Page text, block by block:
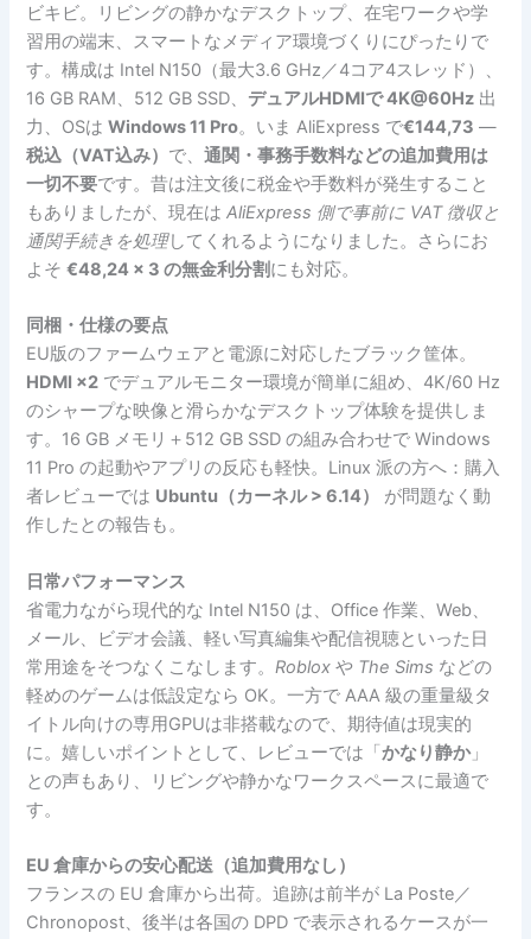
ビキビ。リビングの静かなデスクトップ、在宅ワークや学
習用の端末、スマートなメディア環境づくりにぴったりで
す。構成は Intel N150（最大3.6 GHz／4コア4スレッド）、
16 GB RAM、512 GB SSD、 デュアルHDMIで 4K@60Hz 出
力、OSはWindows 11 Pro。いま AliExpress で€144,73 —
税込（VAT込み） で、通関・事務手数料などの追加費用は
一切不要です。昔は注文後に税金や手数料が発生すること
もありましたが、現在はAliExpress 側で事前に VAT 徴収と
通関手続きを処理してくれるようになりました。さらにお
よそ€48,24 × 3 の無金利分割にも対応。
同梱・仕様の要点
EU版のファームウェアと電源に対応したブラック筐体。
HDMI ×2 でデュアルモニター環境が簡単に組め、4K/60 Hz
のシャープな映像と滑らかなデスクトップ体験を提供しま
す。16 GB メモリ＋512 GB SSD の組み合わせで Windows
11 Pro の起動やアプリの反応も軽快。Linux 派の方へ：購入
者レビューでは Ubuntu（カーネル > 6.14）
が問題なく動
作したとの報告も。
日常パフォーマンス
省電力ながら現代的な Intel N150 は、Office 作業、Web、
メール、ビデオ会議、軽い写真編集や配信視聴といった日
常用途をそつなくこなします。Roblox や The Sims などの
軽めのゲームは低設定なら OK。一方で AAA 級の重量級タ
イトル向けの専用GPUは非搭載なので、期待値は現実的
に。嬉しいポイントとして、レビューでは「かなり静か」
との声もあり、リビングや静かなワークスペースに最適で
す。
EU 倉庫からの安心配送（追加費用なし）
フランスの EU 倉庫から出荷。追跡は前半が La Poste／
Chronopost、後半は各国の DPD で表示されるケースが一